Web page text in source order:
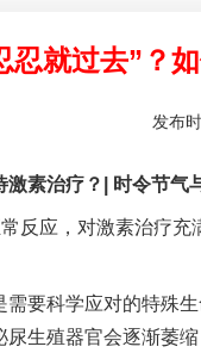
忍就过去”？
发布
素治疗？| 时令节气
应，对激素治疗充
科学应对的特殊生
生殖器官会逐渐萎